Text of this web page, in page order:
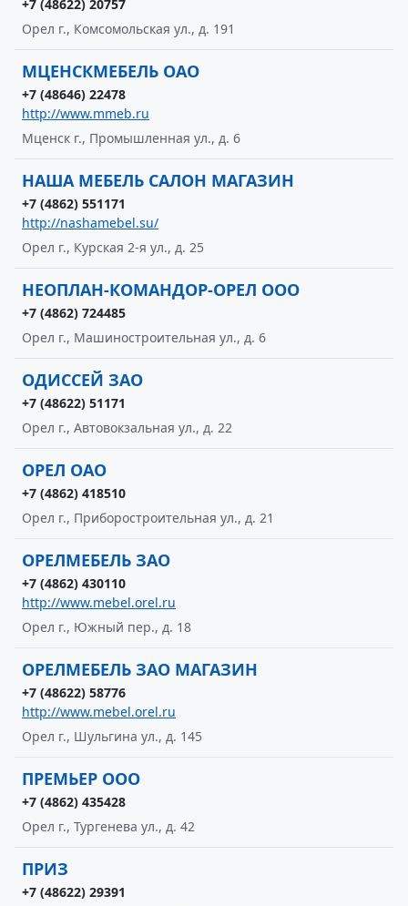
+7 (48622) 20757
Орел г., Комсомольская ул., д. 191
МЦЕНСКМЕБЕЛЬ ОАО
+7 (48646) 22478
http://www.mmeb.ru
Мценск г., Промышленная ул., д. 6
НАША МЕБЕЛЬ САЛОН МАГАЗИН
+7 (4862) 551171
http://nashamebel.su/
Орел г., Курская 2-я ул., д. 25
НЕОПЛАН-КОМАНДОР-ОРЕЛ ООО
+7 (4862) 724485
Орел г., Машиностроительная ул., д. 6
ОДИССЕЙ ЗАО
+7 (48622) 51171
Орел г., Автовокзальная ул., д. 22
ОРЕЛ ОАО
+7 (4862) 418510
Орел г., Приборостроительная ул., д. 21
ОРЕЛМЕБЕЛЬ ЗАО
+7 (4862) 430110
http://www.mebel.orel.ru
Орел г., Южный пер., д. 18
ОРЕЛМЕБЕЛЬ ЗАО МАГАЗИН
+7 (48622) 58776
http://www.mebel.orel.ru
Орел г., Шульгина ул., д. 145
ПРЕМЬЕР ООО
+7 (4862) 435428
Орел г., Тургенева ул., д. 42
ПРИЗ
+7 (48622) 29391